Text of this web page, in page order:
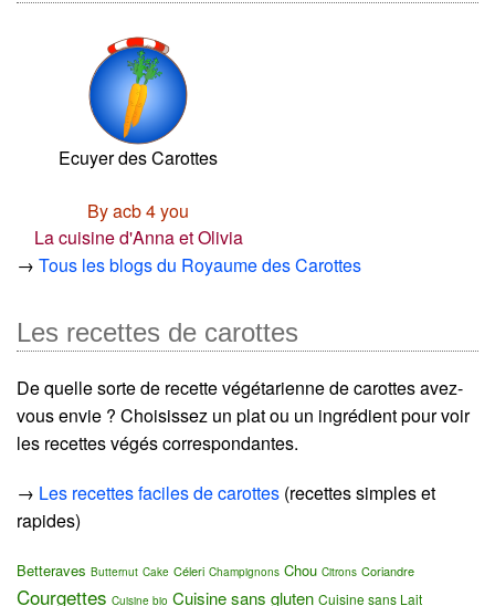
Ecuyer des Carottes
By acb 4 you
La cuisine d'Anna et Olivia
→ Tous les blogs du Royaume des Carottes
Les recettes de carottes
De quelle sorte de recette végétarienne de carottes avez-
vous envie ? Choisissez un plat ou un ingrédient pour voir
les recettes végés correspondantes.
→ Les recettes faciles de carottes (recettes simples et
rapides)
Betteraves Butternut Cake Céleri Champignons Chou Citrons Coriandre
Courgettes Cuisine bio Cuisine sans gluten Cuisine sans Lait